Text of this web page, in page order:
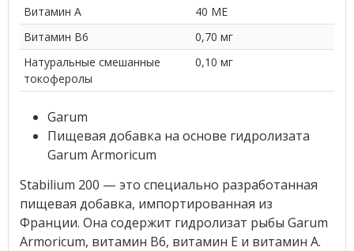
Витамин A
40 МЕ
Витамин B6
0,70 мг
Натуральные смешанные
токоферолы
0,10 мг
Garum
Пищевая добавка на основе гидролизата
Garum Armoricum
Stabilium 200 — это специально разработанная
пищевая добавка, импортированная из
Франции. Она содержит гидролизат рыбы Garum
Armoricum, витамин B6, витамин E и витамин A.